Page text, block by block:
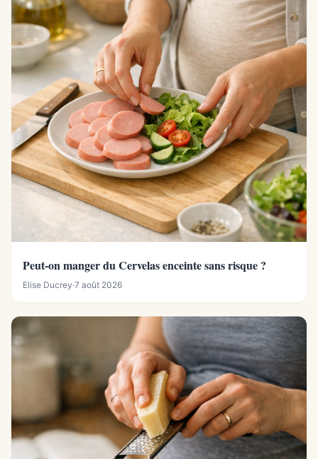
Peut-on manger du Cervelas enceinte sans risque ?
Elise Ducrey·7 août 2026